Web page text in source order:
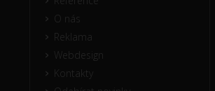
O nás
Reklama
Webdesign
Kontakty